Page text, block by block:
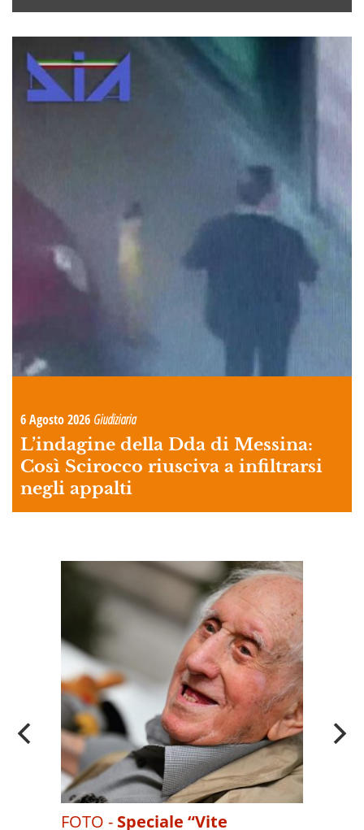
6 Agosto 2026 Giudiziaria
L’indagine della Dda di Messina:
Così Scirocco riusciva a infiltrarsi
negli appalti
FOTO - Speciale “Vite